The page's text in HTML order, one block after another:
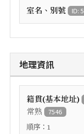
室名、別號 ID: 5
地理資訊
籍貫(基本地址)
常熟 7546
順序： 1